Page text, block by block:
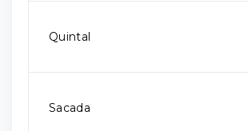
Quintal
Sacada